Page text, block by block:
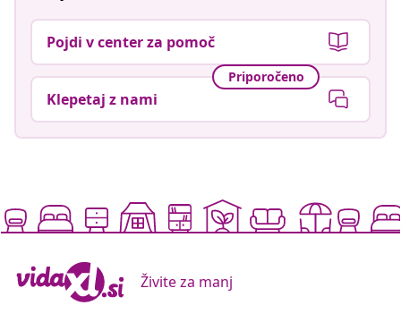
Pojdi v center za pomoč
Priporočeno
Klepetaj z nami
Živite za manj